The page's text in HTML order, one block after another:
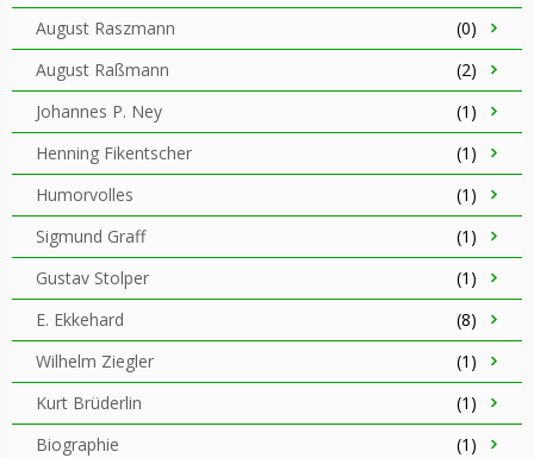
August Raszmann
(0)
August Raßmann
(2)
Johannes P. Ney
(1)
Henning Fikentscher
(1)
Humorvolles
(1)
Sigmund Graff
(1)
Gustav Stolper
(1)
E. Ekkehard
(8)
Wilhelm Ziegler
(1)
Kurt Brüderlin
(1)
Biographie
(1)